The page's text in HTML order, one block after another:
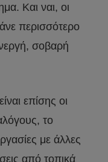
Και ναι, οι
περισσότερο
σοβαρή
επίσης οι
το
με άλλες
από τοπικά